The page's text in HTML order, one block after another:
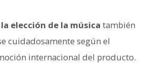
elección de la música también
cuidadosamente según el
internacional del producto.